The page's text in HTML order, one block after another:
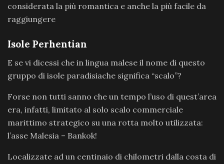
considerata la più romantica e anche la più facile da
raggiungere
Isole Perhentian
E se vi dicessi che in lingua malese il nome di questo
gruppo di isole paradisiache significa “scalo”?
Forse non tutti sanno che un tempo l’uso di quest’area
era, infatti, limitato al solo scalo commerciale
marittimo strategico su una rotta molto utilizzata:
l’asse Malesia – Bankok!
Localizzate ad un centinaio di chilometri dalla costa di